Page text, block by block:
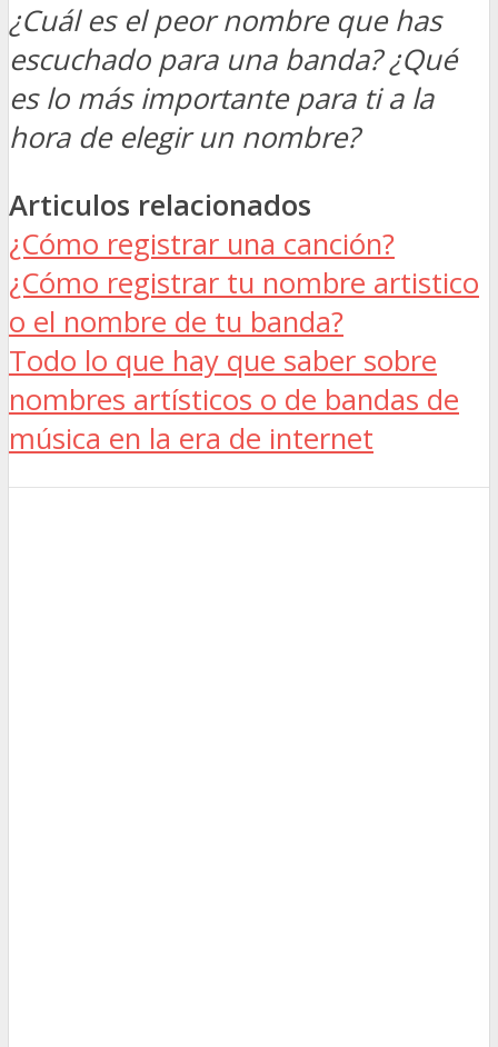
¿Cuál es el peor nombre que has
escuchado para una banda? ¿Qué
es lo más importante para ti a la
hora de elegir un nombre?
Articulos relacionados
¿Cómo registrar una canción?
¿Cómo registrar tu nombre artistico
o el nombre de tu banda?
Todo lo que hay que saber sobre
nombres artísticos o de bandas de
música en la era de internet